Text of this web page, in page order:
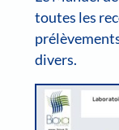
toutes les
divers.